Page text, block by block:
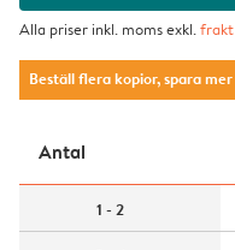
Alla priser inkl. moms exkl.frakt
Beställ flera kopior, spara mer
Antal
1 - 2